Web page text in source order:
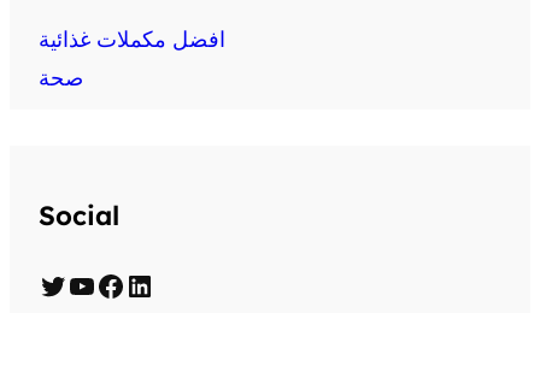
افضل مكملات غذائية
صحة
Social
T Y F L